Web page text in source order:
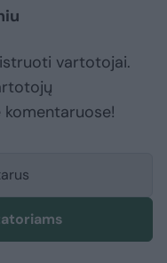
vartotojai.